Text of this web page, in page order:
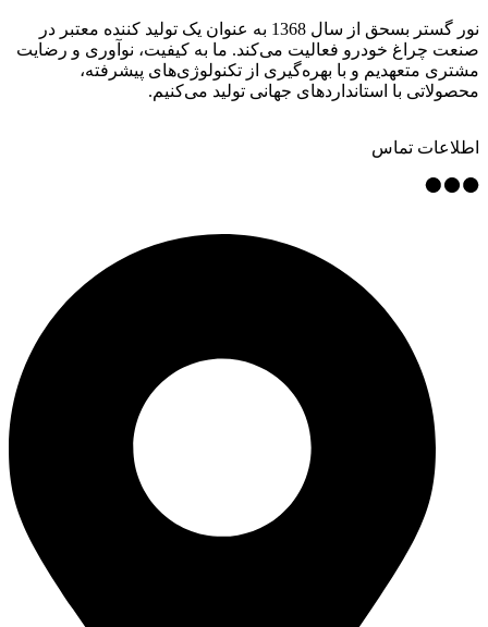
نور گستر بسحق از سال‌ 1368 به عنوان یک تولید کننده معتبر در
صنعت چراغ خودرو فعالیت می‌کند. ما به کیفیت، نوآوری و رضایت
مشتری متعهدیم و با بهره‌گیری از تکنولوژی‌های پیشرفته،
محصولاتی با استانداردهای جهانی تولید می‌کنیم.
اطلاعات تماس